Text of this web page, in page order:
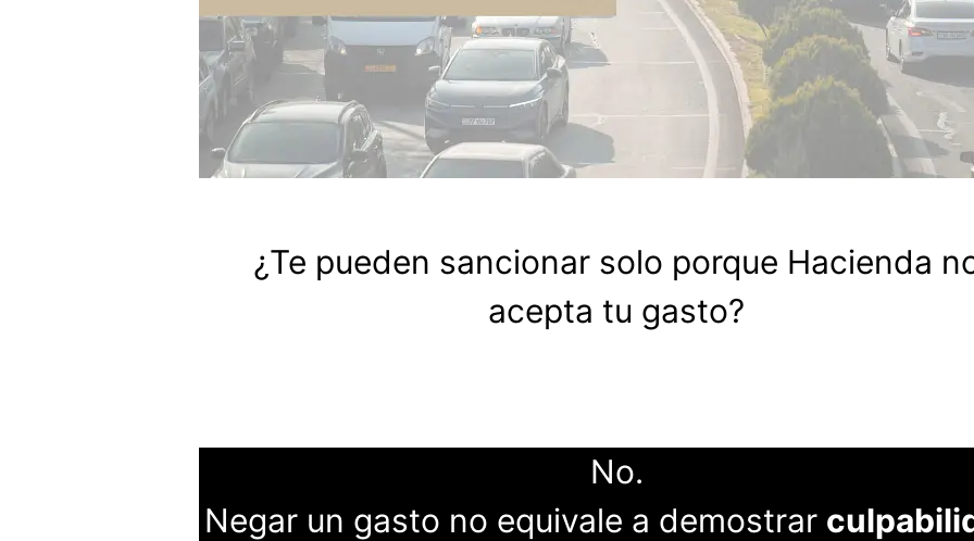
¿Te pueden sancionar solo porque Hacienda
acepta tu gasto?
No.
Negar un gasto no equivale a demostrar